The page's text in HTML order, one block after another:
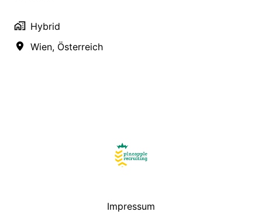
Hybrid
Wien, Österreich
Startseite
Impressum